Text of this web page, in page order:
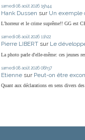
samedi 08 août 2026 15h44
Hank Dussen sur Un exemple
L'horreur et le crime suprême!! GG est
samedi 08 août 2026 11h22
Pierre LIBERT sur Le
La photo parle d'elle-même: ces jeunes
samedi 08 août 2026 08h37
Etienne sur Peut-on être
Quant aux déclarations en sens divers